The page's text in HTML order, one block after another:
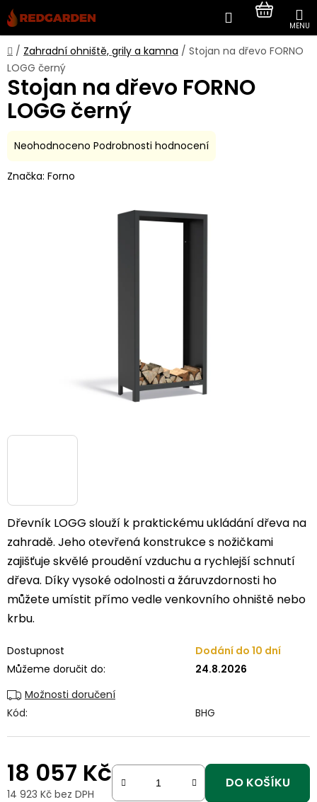
Přejít
na
obsah
Hledat
KOŠÍK
Domů
/ Zahradní ohniště, grily a kamna / Stojan na dřevo FORNO
LOGG černý
Dřevník LOGG slouží k praktickému ukládání dřeva na
zahradě. Jeho otevřená konstrukce s nožičkami
zajišťuje skvělé proudění vzduchu a rychlejší schnutí
dřeva. Díky vysoké odolnosti a žáruvzdornosti ho
můžete umístit přímo vedle venkovního ohniště nebo
krbu.
Dostupnost
Dodání do 10 dní
Můžeme doručit do:
24.8.2026
Možnosti doručení
Kód:
BHG
18 057 Kč
14 923 Kč bez DPH
DO KOŠÍKU
Stojan na dřevo FORNO
LOGG černý
Průměrné
produktu
Neohodnoceno Podrobnosti hodnocení
Značka: Forno